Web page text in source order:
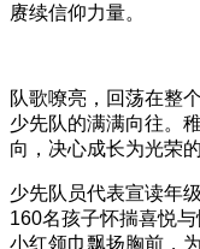
赓续信仰力量。
队歌嘹亮，回荡在整
少先队的满满向往。
向，决心成长为光荣
少先队员代表宣读年
160名孩子怀揣喜悦
小红领巾飘扬胸前，